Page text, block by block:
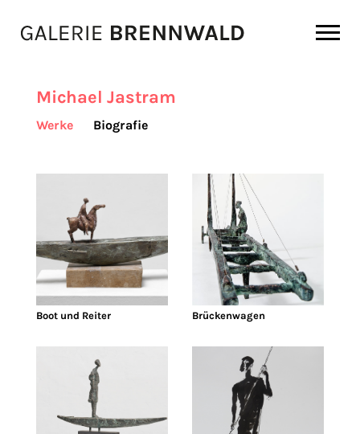
Michael Jastram
Werke Biografie
Boot und Reiter Brückenwagen